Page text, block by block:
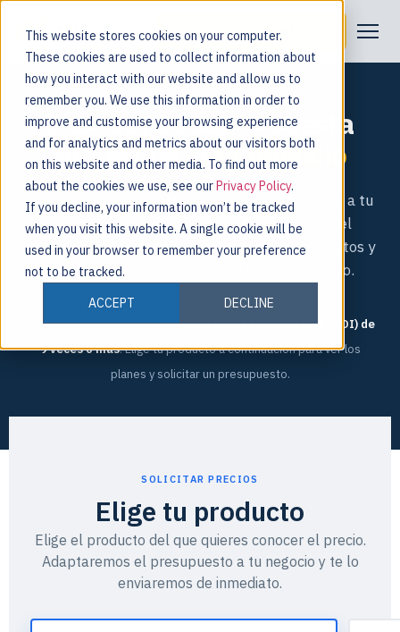
This website stores cookies on your computer.
These cookies are used to collect information about
how you interact with our website and allow us to
remember you. We use this information in order to
improve and customise your browsing experience
and for analytics and metrics about our visitors both
on this website and other media. To find out more
about the cookies we use, see ourPrivacy Policy.
If you decline, your information won’t be tracked
when you visit this website. A single cookie will be
used in your browser to remember your preference
not to be tracked.
ACCEPT
DECLINE
Solicitar una demostración
PRECIOS
Descubre cuánto cuesta
Nulogy paratu negocio
Los precios se adaptan a tus establecimientos, a tu
gama de productos y a tus objetivos. Elige el
producto que necesites, facilítanos algunos datos y
obtén un presupuesto a medida para tu caso.
Los clientes suelen obtenerun retorno de la inversión (ROI) de
9 veces o más. Elige tu producto a continuación para ver los
planes y solicitar un presupuesto.
SOLICITAR PRECIOS
Elige tu producto
Elige el producto del que quieres conocer el precio.
Adaptaremos el presupuesto a tu negocio y te lo
enviaremos de inmediato.